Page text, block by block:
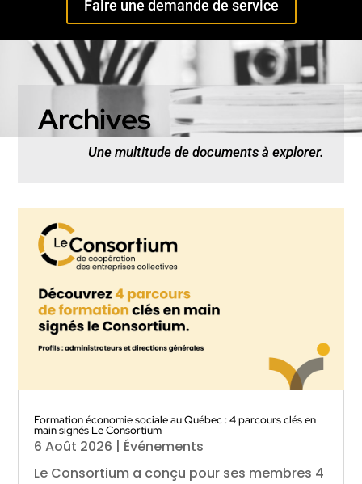
Faire une demande de service
Archives
Une multitude de documents à explorer.
Formation économie sociale au Québec : 4 parcours clés en
main signés Le Consortium
6 Août 2026 | Événements
Le Consortium a conçu pour ses membres 4